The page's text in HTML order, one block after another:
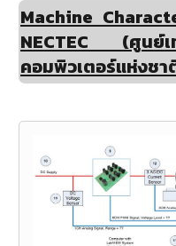
Machine
NECTEC (ศูนย์เ
คอมพิวเตอร์แห่งชา